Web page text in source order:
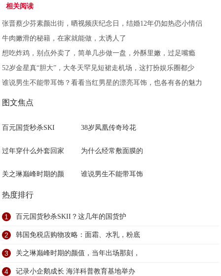
相关阅读
张晋蔡少芬素颜出街，晒视频庆纪念日，结婚12年仍如热恋小情侣
牛肉嫩滑的秘籍，在家就能做，太诱人了
想吃炸鸡，别点外卖了，简单几步做一盘，外酥里嫩，过足嘴瘾
52岁金星真“胆大”，大冬天罕见短裙走机场，这打扮娱乐圈都少
谁说男生不能带耳饰？看看当红男星的漂亮耳饰，也各有各的魅力
图文焦点
百元国货秒杀SKI 38岁凤凰传奇玲花
过年穿什么外套回家 为什么经常敷面膜的
关之琳巅峰时期的颜 谁说男生不能带耳饰
热度排行
1 百元国货秒杀SKII？这几年的国货护
2 韩国免税店购物攻略：面霜、水乳，粉底
3 关之琳巅峰时期的颜值，当年出场那刻，
4 记录小企鹅成长 海洋科普教育基地举办